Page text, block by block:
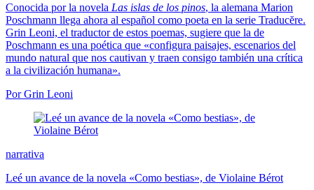
Conocida por la novela Las islas de los pinos, la alemana Marion
Poschmann llega ahora al español como poeta en la serie Traducĕre.
Grin Leoni, el traductor de estos poemas, sugiere que la de
Poschmann es una poética que «configura paisajes, escenarios del
mundo natural que nos cautivan y traen consigo también una crítica
a la civilización humana».
Por Grin Leoni
narrativa
Leé un avance de la novela «Como bestias», de Violaine Bérot